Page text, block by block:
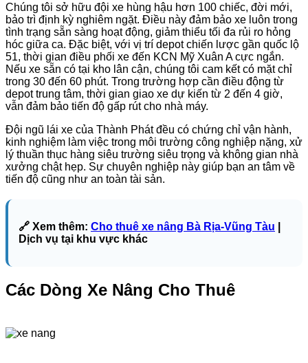
Chúng tôi sở hữu đội xe hùng hậu hơn 100 chiếc, đời mới,
bảo trì định kỳ nghiêm ngặt. Điều này đảm bảo xe luôn trong
tình trạng sẵn sàng hoạt động, giảm thiểu tối đa rủi ro hỏng
hóc giữa ca. Đặc biệt, với vị trí depot chiến lược gần quốc lộ
51, thời gian điều phối xe đến KCN Mỹ Xuân A cực ngắn.
Nếu xe sẵn có tại kho lân cận, chúng tôi cam kết có mặt chỉ
trong 30 đến 60 phút. Trong trường hợp cần điều động từ
depot trung tâm, thời gian giao xe dự kiến từ 2 đến 4 giờ,
vẫn đảm bảo tiến độ gấp rút cho nhà máy.
Đội ngũ lái xe của Thành Phát đều có chứng chỉ vận hành,
kinh nghiệm làm việc trong môi trường công nghiệp nặng, xử
lý thuần thục hàng siêu trường siêu trọng và không gian nhà
xưởng chật hẹp. Sự chuyên nghiệp này giúp bạn an tâm về
tiến độ cũng như an toàn tài sản.
🔗 Xem thêm: Cho thuê xe nâng Bà Rịa-Vũng Tàu
Dịch vụ tại khu vực khác
Các Dòng Xe Nâng Cho Thuê